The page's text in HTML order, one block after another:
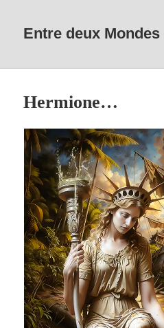
Entre deux Mondes
Hermione…